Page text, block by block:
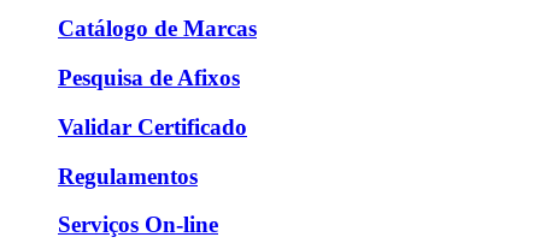
Catálogo de Marcas
Pesquisa de Afixos
Validar Certificado
Regulamentos
Serviços On-line